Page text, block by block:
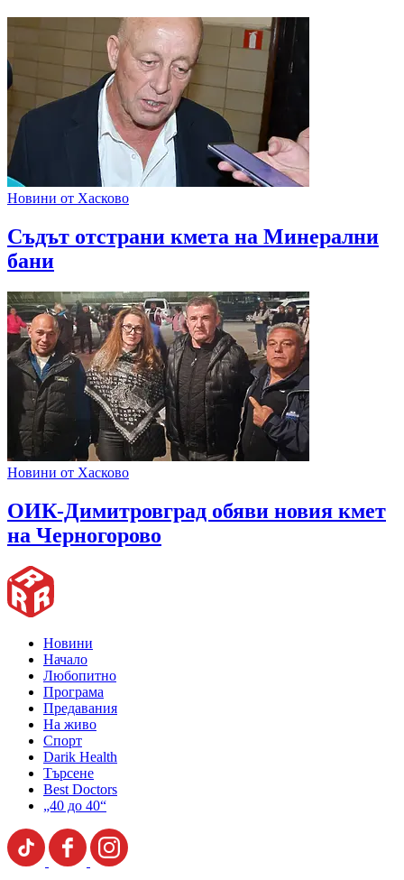
Новини от Хасково
Съдът отстрани кмета на Минерални
бани
Новини от Хасково
ОИК-Димитровград обяви новия кмет
на Черногорово
Новини
Начало
Любопитно
Програма
Предавания
На живо
Спорт
Darik Health
Търсене
Best Doctors
„40 до 40“